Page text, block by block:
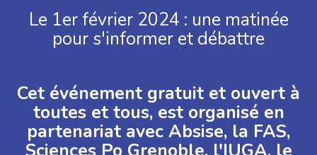
Le 1er février 2024 : une matinée
pour s'informer et débattre
Cet événement gratuit et ouvert à
toutes et tous, est organisé en
partenariat avec Absise, la FAS,